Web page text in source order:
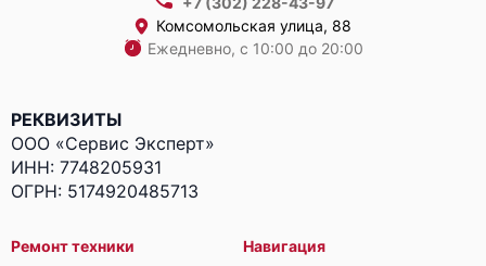
Fujitsu Primergy GX2460 M1
Fujitsu Primergy CX600 M1
Комсомольская улица, 88
Ежедневно, с 10:00 до 20:00
РЕКВИЗИТЫ
ООО «Сервис Эксперт»
ИНН: 7748205931
ОГРН: 5174920485713
Ремонт техники
Навигация